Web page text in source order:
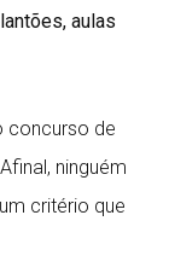
aulas
concurso de
ninguém
critério que